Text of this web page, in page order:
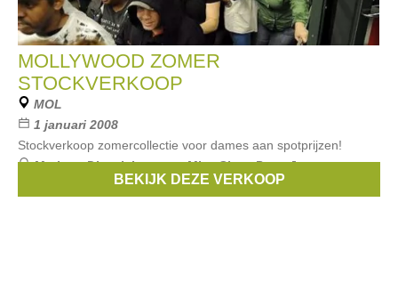
MOLLYWOOD ZOMER
STOCKVERKOOP
MOL
1 januari 2008
Stockverkoop zomercollectie voor dames aan spotprijzen!
Merken:Diesel,Lacoste,Miss Sixty,Pepe Jeans,
BEKIJK DEZE VERKOOP